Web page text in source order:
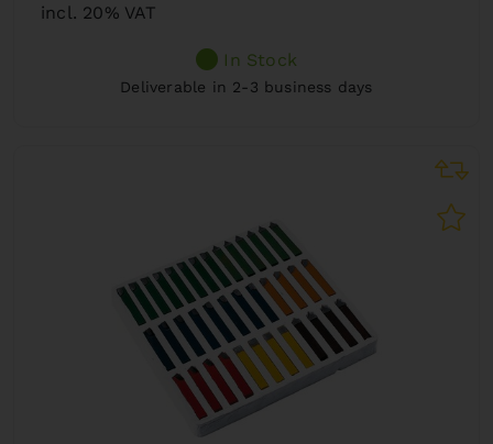
incl. 20% VAT
In Stock
Deliverable in 2-3 business days